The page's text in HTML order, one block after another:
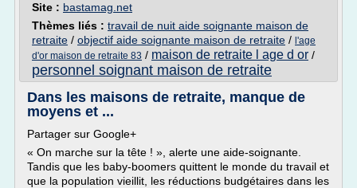
Site : bastamag.net
Thèmes liés : travail de nuit aide soignante maison de
retraite / objectif aide soignante maison de retraite / l'age
d'or maison de retraite 83 / maison de retraite l age d or /
personnel soignant maison de retraite
Dans les maisons de retraite, manque de
moyens et ...
Partager sur Google+
« On marche sur la tête ! », alerte une aide-soignante.
Tandis que les baby-boomers quittent le monde du travail et
que la population vieillit, les réductions budgétaires dans les